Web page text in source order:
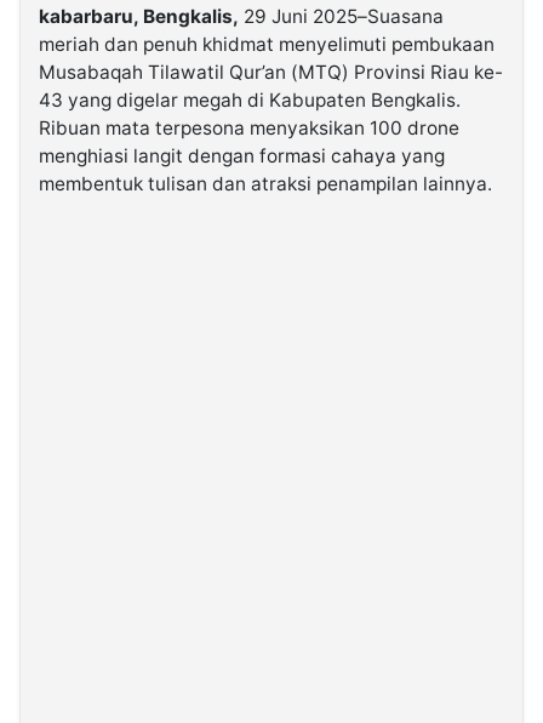
Kabarbaru.co
2026
Kabarbaru
kabarbaru, Bengkalis, 29 Juni 2025–Suasana
meriah dan penuh khidmat menyelimuti pembukaan
Musabaqah Tilawatil Qur’an (MTQ) Provinsi Riau ke-
43 yang digelar megah di Kabupaten Bengkalis.
Ribuan mata terpesona menyaksikan 100 drone
menghiasi langit dengan formasi cahaya yang
membentuk tulisan dan atraksi penampilan lainnya.